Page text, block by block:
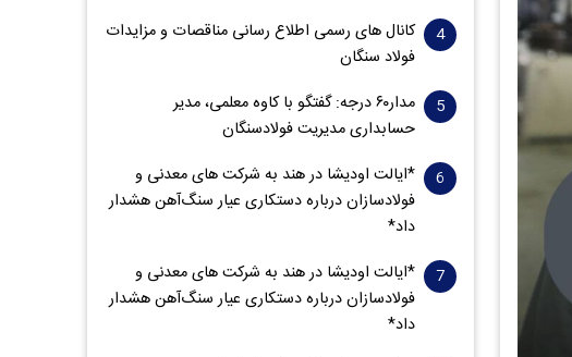
کانال های رسمی اطلاع رسانی مناقصات و مزایدات
فولاد سنگان
مدار‌۶٠ درجه: گفتگو با کاوه معلمی، مدیر
حسابداری مدیریت فولادسنگان
*ایالت اودیشا در هند به شرکت های معدنی و
فولادسازان درباره دستکاری عیار سنگ‌آهن هشدار
داد*
*ایالت اودیشا در هند به شرکت های معدنی و
فولادسازان درباره دستکاری عیار سنگ‌آهن هشدار
داد*